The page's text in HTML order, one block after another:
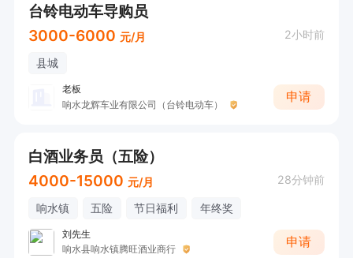
台铃电动车导购员
3000-6000 元/月 2小时前
县城
老板
响水龙辉车业有限公司（台铃电动车）
申请
白酒业务员（五险）
4000-15000 元/月 28分钟前
响水镇 五险 节日福利 年终奖
刘先生
响水县响水镇腾旺酒业商行
申请